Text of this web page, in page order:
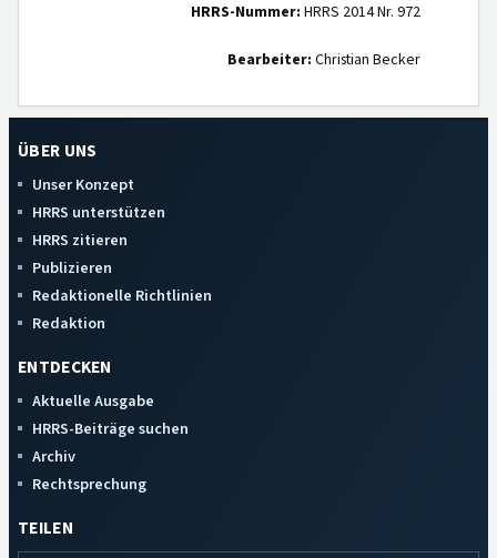
HRRS-Nummer: HRRS 2014 Nr. 972
Bearbeiter: Christian Becker
ÜBER UNS
Unser Konzept
HRRS unterstützen
HRRS zitieren
Publizieren
Redaktionelle Richtlinien
Redaktion
ENTDECKEN
Aktuelle Ausgabe
HRRS-Beiträge suchen
Archiv
Rechtsprechung
TEILEN